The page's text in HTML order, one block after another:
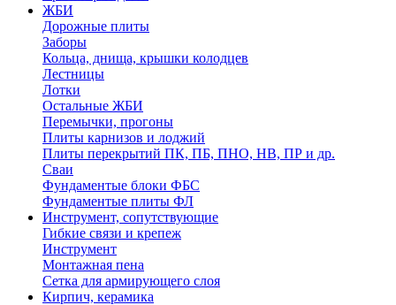
ЖБИ
Дорожные плиты
Заборы
Кольца, днища, крышки колодцев
Лестницы
Лотки
Остальные ЖБИ
Перемычки, прогоны
Плиты карнизов и лоджий
Плиты перекрытий ПК, ПБ, ПНО, НВ, ПР и др.
Сваи
Фундаментые блоки ФБС
Фундаментые плиты ФЛ
Инструмент, сопутствующие
Гибкие связи и крепеж
Инструмент
Монтажная пена
Сетка для армирующего слоя
Кирпич, керамика